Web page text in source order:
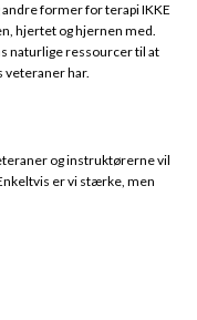
former for terapi IKKE
hjertet og hjernen med.
naturlige ressourcer til at
veteraner har.
og instruktørerne vil
er vi stærke, men